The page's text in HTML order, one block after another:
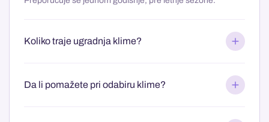
Koliko traje ugradnja klime?
Da li pomažete pri odabiru klime?